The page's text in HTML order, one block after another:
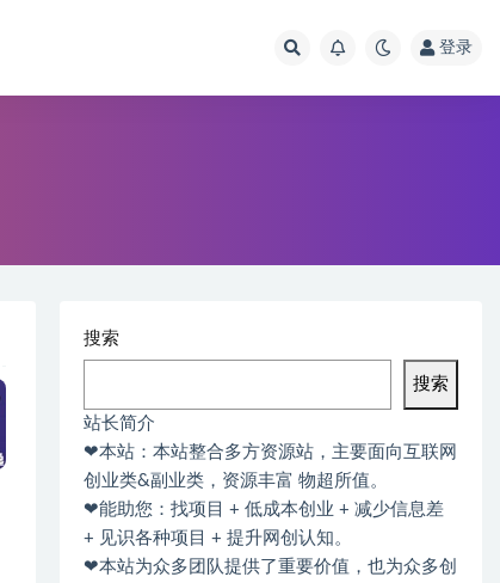
登录
搜索
搜索
站长简介
❤本站：本站整合多方资源站，主要面向互联网
创业类&副业类，资源丰富 物超所值。
❤能助您：找项目 + 低成本创业 + 减少信息差
+ 见识各种项目 + 提升网创认知。
❤本站为众多团队提供了重要价值，也为众多创